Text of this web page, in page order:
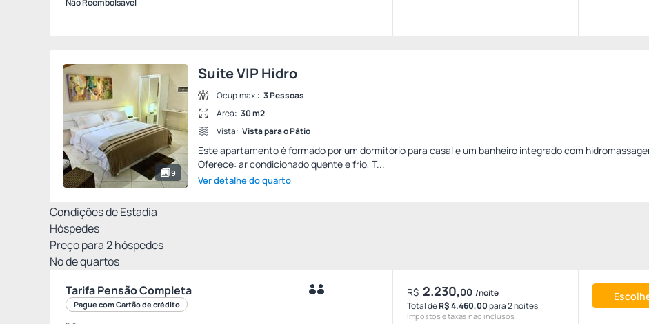
Não Reembolsável
9
Suíte VIP Hidro
Ocup.max.: 3 Pessoas
Área: 30 m2
Vista: Vista para o Pátio
Este apartamento é formado por um dormitório para casal e um banheiro integrado com
Oferece: ar condicionado quente e frio, T...
Ver detalhe do quarto
Condições de Estadia
Hóspedes
Preço para2hóspedes
Nº de quartos
Tarifa Pensão Completa
Pague com Cartão de crédito
R$ 2.230,00 /noite
Total deR$ 4.460,00para 2 noites
Impostos e taxas não inclusos